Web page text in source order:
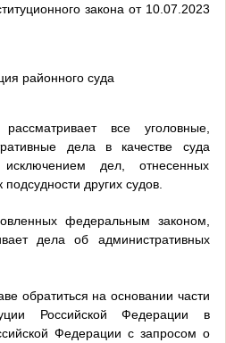
закона от 10.07.2023
районного суда
все уголовные,
дела в качестве суда
дел, отнесенных
других судов.
федеральным законом,
дела об административных
обратиться на основании части
Российской Федерации в
Федерации с запросом о